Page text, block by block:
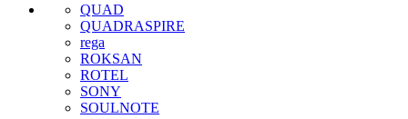
QUAD
QUADRASPIRE
rega
ROKSAN
ROTEL
SONY
SOULNOTE